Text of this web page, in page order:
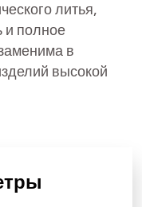
литья,
и полное
в
высокой